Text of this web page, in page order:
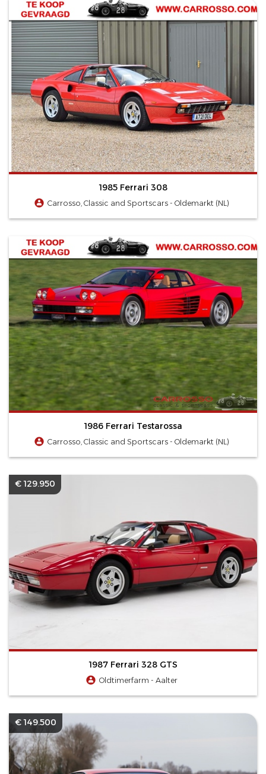
1985 Ferrari 308
Carrosso, Classic and Sportscars - Oldemarkt (NL)
1986 Ferrari Testarossa
Carrosso, Classic and Sportscars - Oldemarkt (NL)
€ 129.950
1987 Ferrari 328 GTS
Oldtimerfarm - Aalter
€ 149.500